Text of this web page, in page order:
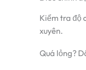
Kiểm tra độ
xuyên.
Quá lỏng?